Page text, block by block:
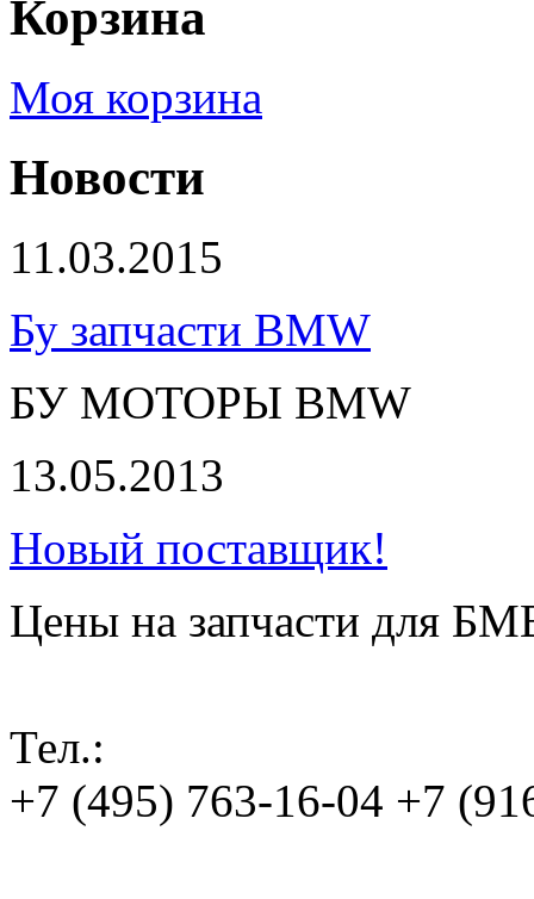
Корзина
Моя корзина
Новости
11.03.2015
Бу запчасти BMW
БУ МОТОРЫ BMW
13.05.2013
Новый поставщик!
Цены на запчасти для
Тел.:
+7 (495) 763-16-04 +7